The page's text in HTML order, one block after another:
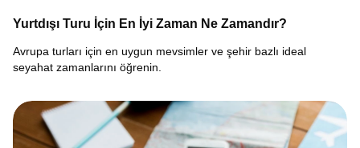
Yurtdışı Turu İçin En İyi Zaman Ne Zamandır?
Avrupa turları için en uygun mevsimler ve şehir bazlı ideal
seyahat zamanlarını öğrenin.